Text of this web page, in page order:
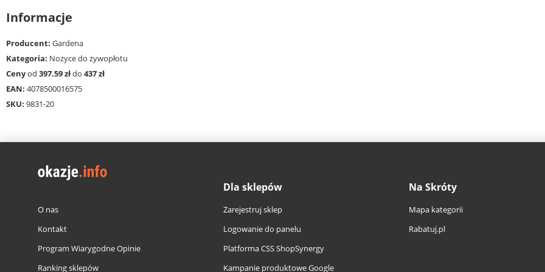
Informacje
Producent: Gardena
Kategoria: Nożyce do żywopłotu
Cenyod 397.59 złdo 437 zł
EAN: 4078500016575
SKU: 9831-20
O nas
Kontakt
Program Wiarygodne Opinie
Ranking sklepów
Dla sklepów
Zarejestruj sklep
Logowanie do panelu
Platforma CSS ShopSynergy
Kampanie produktowe Google
Na Skróty
Mapa kategorii
Rabatuj.pl